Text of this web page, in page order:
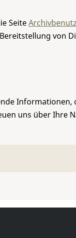
Seite
von
uns über Ihre